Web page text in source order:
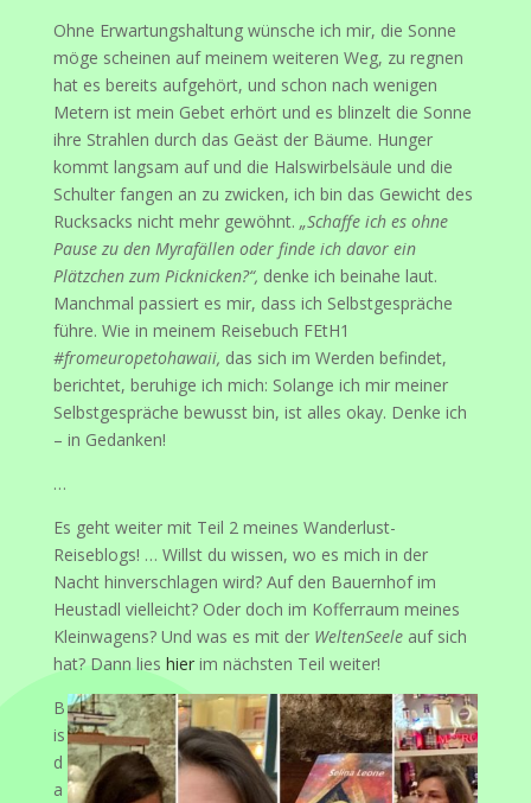
Ohne Erwartungshaltung wünsche ich mir, die Sonne
möge scheinen auf meinem weiteren Weg, zu regnen
hat es bereits aufgehört, und schon nach wenigen
Metern ist mein Gebet erhört und es blinzelt die Sonne
ihre Strahlen durch das Geäst der Bäume. Hunger
kommt langsam auf und die Halswirbelsäule und die
Schulter fangen an zu zwicken, ich bin das Gewicht des
Rucksacks nicht mehr gewöhnt. „Schaffe ich es ohne
Pause zu den Myrafällen oder finde ich davor ein
Plätzchen zum Picknicken?“, denke ich beinahe laut.
Manchmal passiert es mir, dass ich Selbstgespräche
führe. Wie in meinem Reisebuch FEtH1
#fromeuropetohawaii, das sich im Werden befindet,
berichtet, beruhige ich mich: Solange ich mir meiner
Selbstgespräche bewusst bin, ist alles okay. Denke ich
– in Gedanken!
…
Es geht weiter mit Teil 2 meines Wanderlust-
Reiseblogs! … Willst du wissen, wo es mich in der
Nacht hinverschlagen wird? Auf den Bauernhof im
Heustadl vielleicht? Oder doch im Kofferraum meines
Kleinwagens? Und was es mit der WeltenSeeleauf sich
hat? Dann lies hierim nächsten Teil weiter!
B
is
d
a